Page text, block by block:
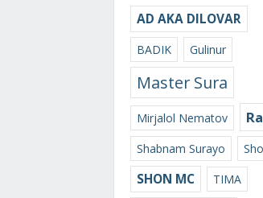
AD AKA DILOVAR
BADIK Gulinur
Master Sura
Mirjalol Nematov
Shabnam Surayo
SHON MC
TIMA